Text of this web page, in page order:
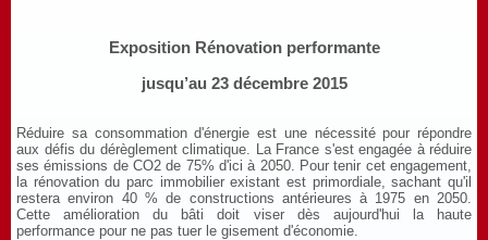
Exposition Rénovation performante
jusqu’au 23 décembre 2015
Réduire sa consommation d'énergie est une nécessité pour répondre
aux défis du dérèglement climatique. La France s'est engagée à réduire
ses émissions de CO2 de 75% d'ici à 2050. Pour tenir cet engagement,
la rénovation du parc immobilier existant est primordiale, sachant qu'il
restera environ 40 % de constructions antérieures à 1975 en 2050.
Cette amélioration du bâti doit viser dès aujourd'hui la haute
performance pour ne pas tuer le gisement d'économie.